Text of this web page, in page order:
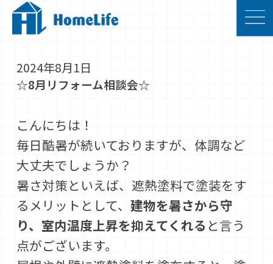
2024年8月1日
☆8月リフォーム相談会☆
こんにちは！
毎日酷暑が続いておりますが、体調など
大丈夫でしょうか？
暑さ対策といえば、遮熱塗料で塗装をす
るメリットとして、建物を暑さから守
り、室内温度上昇を抑えてくれる と言う
点がございます。